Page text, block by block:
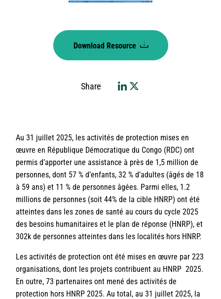
Download Resource
Share
Au 31 juillet 2025, les activités de protection mises en
œuvre en République Démocratique du Congo (RDC) ont
permis d’apporter une assistance à près de 1,5 million de
personnes, dont 57 % d’enfants, 32 % d’adultes (âgés de 18
à 59 ans) et 11 % de personnes âgées. Parmi elles, 1.2
millions de personnes (soit 44% de la cible HNRP) ont été
atteintes dans les zones de santé au cours du cycle 2025
des besoins humanitaires et le plan de réponse (HNRP), et
302k de personnes atteintes dans les localités hors HNRP.
Les activités de protection ont été mises en œuvre par 223
organisations, dont les projets contribuent au HNRP 2025.
En outre, 73 partenaires ont mené des activités de
protection hors HNRP 2025. Au total, au 31 juillet 2025, la